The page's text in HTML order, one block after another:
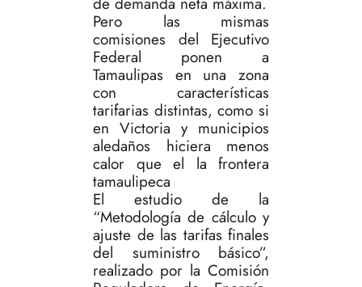
Pero las mismas
comisiones del Ejecutivo
Federal ponen a
Tamaulipas en una zona
con características
tarifarias distintas, como si
en Victoria y municipios
aledaños hiciera menos
calor que el la frontera
tamaulipeca
El estudio de la
“Metodología de cálculo y
ajuste de las tarifas finales
del suministro básico”,
realizado por la Comisión